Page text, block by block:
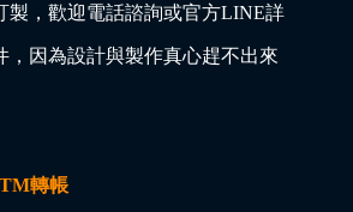
製，歡迎電話諮詢或官方LINE詳
，因為設計與製作真心趕不出來
轉帳